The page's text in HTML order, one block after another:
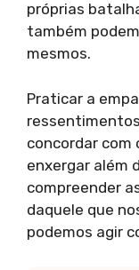
próprias
também
mesmos.
Praticar a
concordar
enxergar além
compreender
daquele que
podemos agir